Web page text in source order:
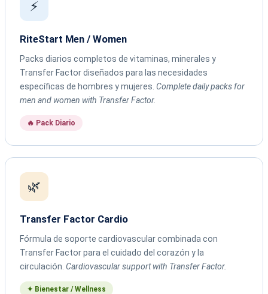
⚡
RiteStart Men / Women
Packs diarios completos de vitaminas, minerales y
Transfer Factor diseñados para las necesidades
específicas de hombres y mujeres. Complete daily packs for
men and women with Transfer Factor.
🔥 Pack Diario
🌿
Transfer Factor Cardio
Fórmula de soporte cardiovascular combinada con
Transfer Factor para el cuidado del corazón y la
circulación. Cardiovascular support with Transfer Factor.
✦ Bienestar / Wellness